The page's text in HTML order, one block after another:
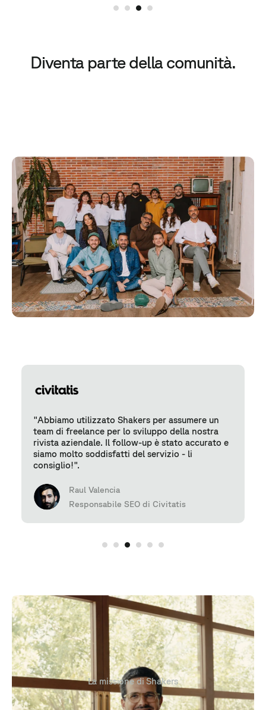
Diventa parte della comunità.
"Abbiamo utilizzato Shakers per assumere un
team di freelance per lo sviluppo della nostra
rivista aziendale. Il follow-up è stato accurato e
siamo molto soddisfatti del servizio - li
consiglio!".
Raul Valencia
Responsabile SEO di Civitatis
La missione di Shakers